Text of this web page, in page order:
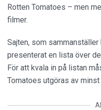
Rotten Tomatoes – men
filmer.
Sajten, som
presenterat en lista över
För att kvala in på listan
Tomatoes utgöras av